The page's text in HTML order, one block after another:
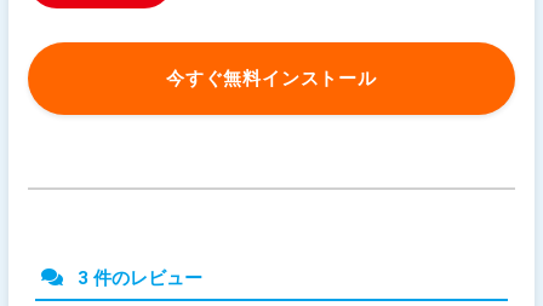
今すぐ無料インストール
3 件のレビュー